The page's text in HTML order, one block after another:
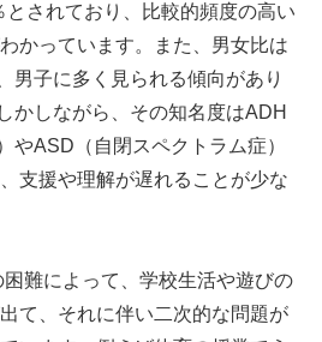
されており、比較的頻度の高い
かっています。また、男女比は
男子に多く見られる傾向があり
かしながら、その知名度はADH
やASD（自閉スペクトラム症）
支援や理解が遅れることが少な
難によって、学校生活や遊びの
て、それに伴い二次的な問題が